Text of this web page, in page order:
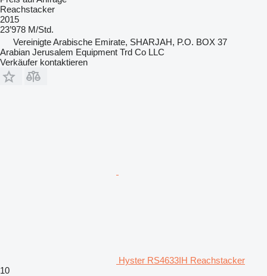
Reachstacker
2015
23’978 M/Std.
Vereinigte Arabische Emirate, SHARJAH, P.O. BOX 37
Arabian Jerusalem Equipment Trd Co LLC
Verkäufer kontaktieren
Hyster RS4633IH Reachstacker
10